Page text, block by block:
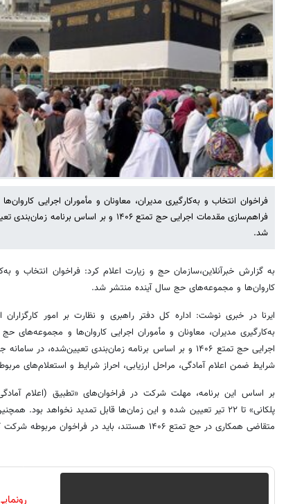
فراخوان انتخاب و به‌کارگیری مدیران، معاونان و مأموران اجرایی
فراهم‌سازی مقدمات اجرایی حج تمتع ۱۴۰۶ و بر
شد.
به گزارش خبرآنلاین،سازمان حج و زیارت اعلام کرد: فراخوان انتخاب و
کاروان‌ها و مجموعه‌های حج سال آینده منتشر شد.
ایرنا در خبری نوشت: اداره کل دفتر راهبری و نظارت بر امور
به‌کارگیری مدیران، معاونان و مأموران اجرایی کاروان‌ها و مجموعه‌های
اجرایی حج تمتع ۱۴۰۶ و بر اساس برنامه‌ زمان‌بندی تعیین‌شده،
شرایط ضمن اعلام آمادگی، مراحل ارزیابی، احراز شرایط و استعلام‌های
پلکانی» تا ۲۲ تیر تعیین شده و این زمان‌ها قابل تمدید نخواهد
متقاضی همکاری در حج تمتع ۱۴۰۶ هستند، باید در فراخوان مربوطه شرکت کرده و مراحل پیش‌بینی شده را طی کنند.